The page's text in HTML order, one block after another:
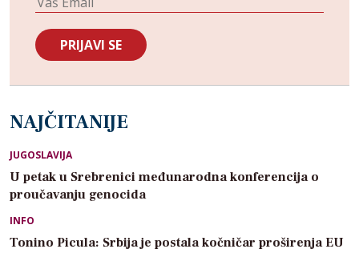
NAJČITANIJE
JUGOSLAVIJA
U petak u Srebrenici međunarodna konferencija o
proučavanju genocida
INFO
Tonino Picula: Srbija je postala kočničar proširenja EU